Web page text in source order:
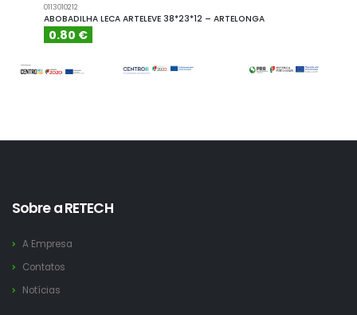
0113010212
ABOBADILHA LECA ARTELEVE 38*23*12 – ARTELONGA
0.80 €
Sobre a RETECH
A Empresa
Contatos
Notícias